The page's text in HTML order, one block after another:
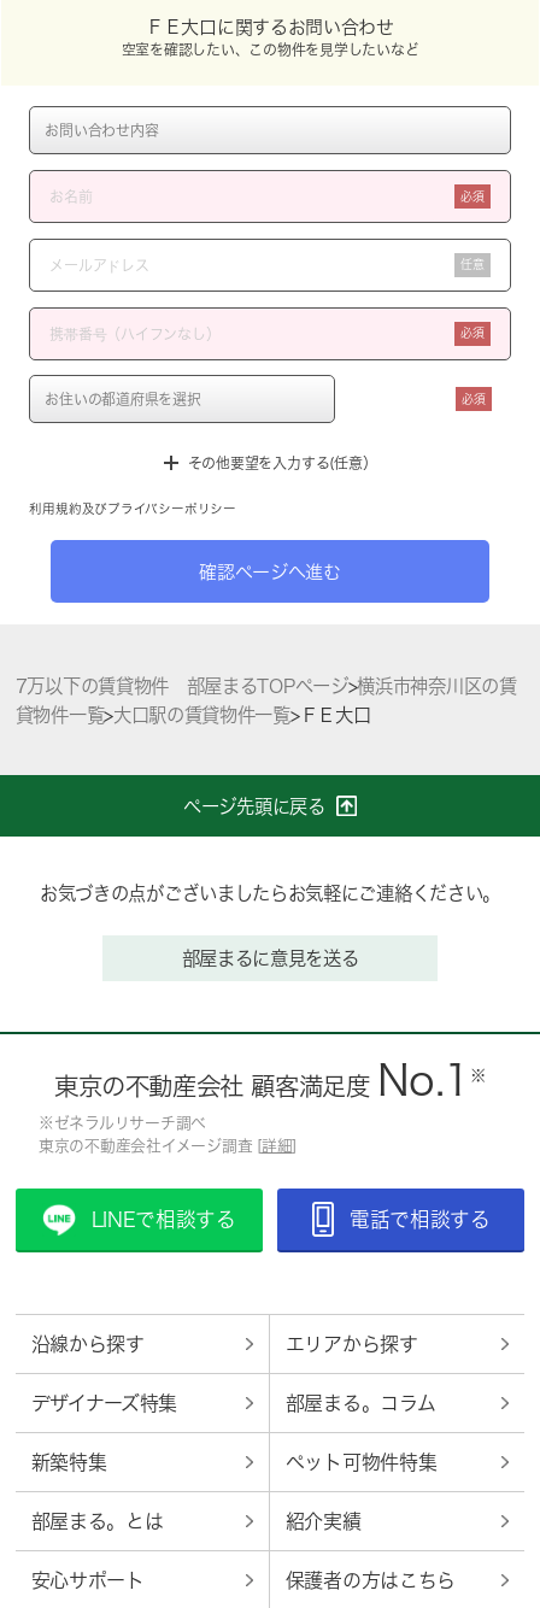
ＦＥ大口に関するお問い合わせ
空室を確認したい、この物件を見学したいなど
必須
任意
必須
必須
その他要望を入力する(任意）
利用規約 及び プライバシーポリシー
確認ページへ進む
7万以下の賃貸物件 部屋まるTOPページ>横浜市神奈川区の賃
貸物件一覧>大口駅の賃貸物件一覧>ＦＥ大口
ページ先頭に戻る
お気づきの点がございましたらお気軽にご連絡ください。
部屋まるに意見を送る
東京の不動産会社 顧客満足度 No.1 ※
※ゼネラルリサーチ調べ
東京の不動産会社イメージ調査 [ 詳細
LINEで相談する 電話で相談する
沿線から探す エリアから探す
デザイナーズ特集 部屋まる。コラム
新築特集 ペット可物件特集
部屋まる。とは 紹介実績
安心サポート 保護者の方はこちら